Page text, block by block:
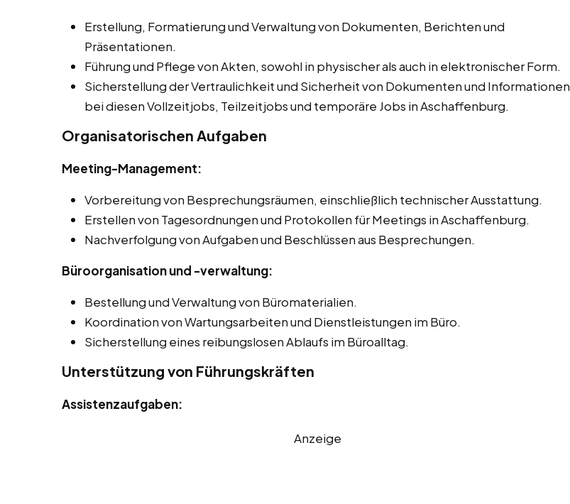
Erstellung, Formatierung und Verwaltung von Dokumenten, Berichten und
Präsentationen.
Führung und Pflege von Akten, sowohl in physischer als auch in elektronischer Form.
Sicherstellung der Vertraulichkeit und Sicherheit von Dokumenten und Informationen
bei diesen Vollzeitjobs, Teilzeitjobs und temporäre Jobs in Aschaffenburg.
Organisatorischen Aufgaben
Meeting-Management:
Vorbereitung von Besprechungsräumen, einschließlich technischer Ausstattung.
Erstellen von Tagesordnungen und Protokollen für Meetings in Aschaffenburg.
Nachverfolgung von Aufgaben und Beschlüssen aus Besprechungen.
Büroorganisation und -verwaltung:
Bestellung und Verwaltung von Büromaterialien.
Koordination von Wartungsarbeiten und Dienstleistungen im Büro.
Sicherstellung eines reibungslosen Ablaufs im Büroalltag.
Unterstützung von Führungskräften
Assistenzaufgaben:
Anzeige